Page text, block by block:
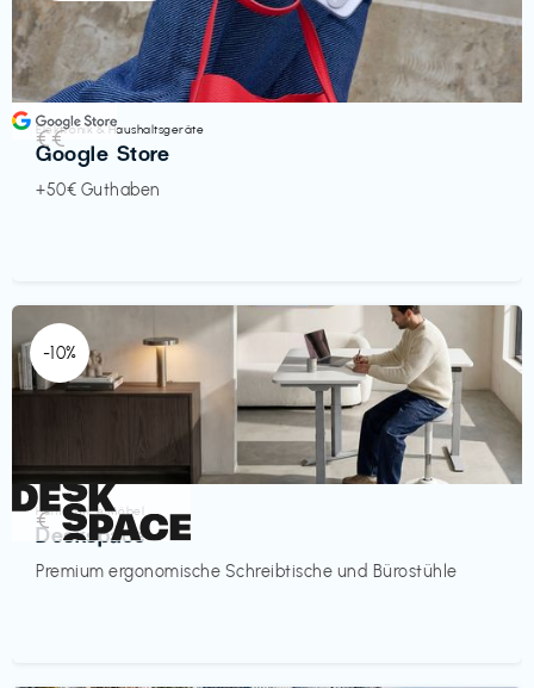
Elektronik & Haushaltsgeräte
Google Store
+50€ Guthaben
€€‎
-10%
Homeoffice Möbel
Deskspace
Premium ergonomische Schreibtische und Bürostühle
€‎